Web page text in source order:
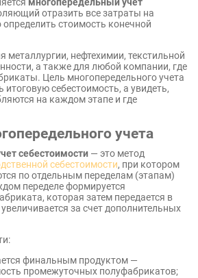
отразить все затраты на
стоимость конечной
металлургии, нефтехимии, текстильной
а также для любой компании, где
Цель многопередельного учета
итоговую себестоимость, а увидеть,
на каждом этапе и где
учета
себестоимости — это метод
себестоимости, при котором
по отдельным переделам (этапам)
переделе формируется
которая затем передается в
за счет дополнительных
финальным продуктом —
промежуточных полуфабрикатов;